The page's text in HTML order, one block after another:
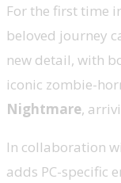
For the first time
beloved journey
new detail, with
iconic zombie-
Nightmare,
In collaboration
adds PC-specific